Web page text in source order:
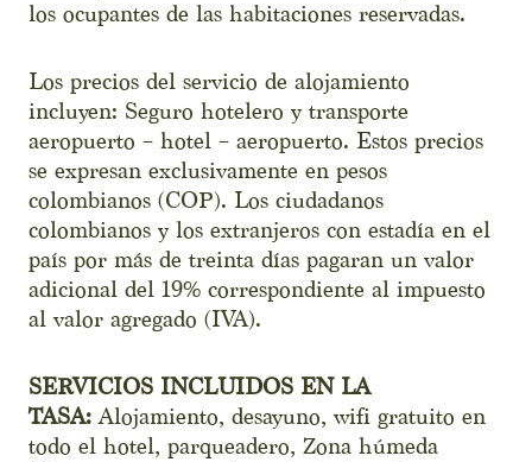
los ocupantes de las habitaciones reservadas.
Los precios del servicio de alojamiento
incluyen: Seguro hotelero y transporte
aeropuerto – hotel – aeropuerto. Estos precios
se expresan exclusivamente en pesos
colombianos (COP). Los ciudadanos
colombianos y los extranjeros con estadía en el
país por más de treinta días pagaran un valor
adicional del 19% correspondiente al impuesto
al valor agregado (IVA).
SERVICIOS INCLUIDOS EN LA
TASA: Alojamiento, desayuno, wifi gratuito en
todo el hotel, parqueadero, Zona húmeda